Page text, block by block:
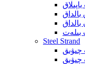
بىلەت
Steel Strand
چىۋىق
چىۋىق